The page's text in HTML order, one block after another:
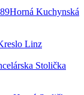
Horná Kuchynská
Linz
Stolička